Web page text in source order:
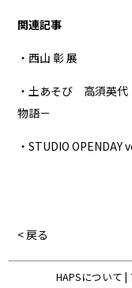
関連記事
・西山 彰 展
・土あそび 高須英
物語－
・STUDIO OPENDAY
< 戻る
HAPSについて |